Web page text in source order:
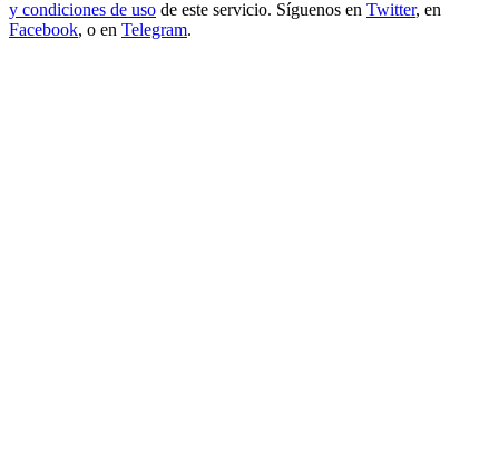
y condiciones de uso de este servicio. Síguenos en Twitter, en
Facebook, o en Telegram.